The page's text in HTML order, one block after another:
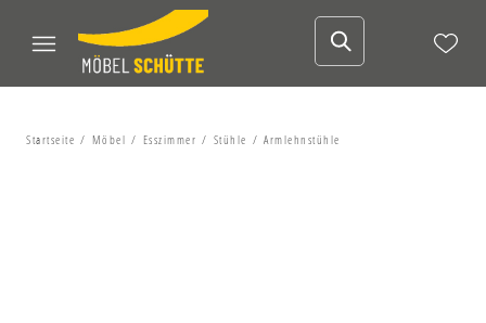
Startseite Möbel Esszimmer Stühle Armlehnstühle